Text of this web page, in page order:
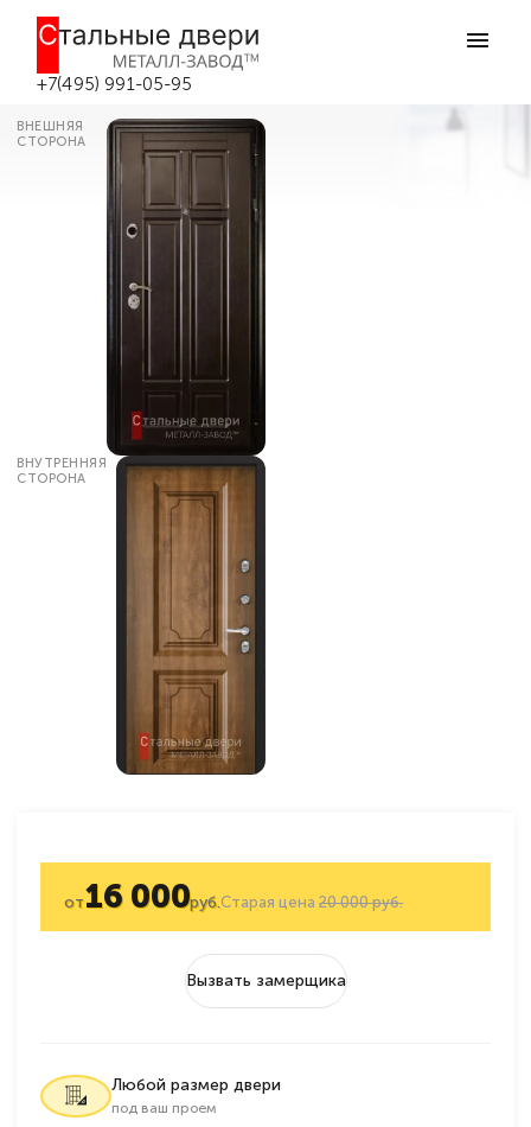
+7(495) 991-05-95
Входная дверь в квартиру с
шумоизоляцией №14 в Москве
ВНЕШНЯЯ
СТОРОНА
ВНУТРЕННЯЯ
СТОРОНА
Старая цена20 000 руб.
от16 000руб.
Вызвать замерщика
Любой размер двери
под ваш проем